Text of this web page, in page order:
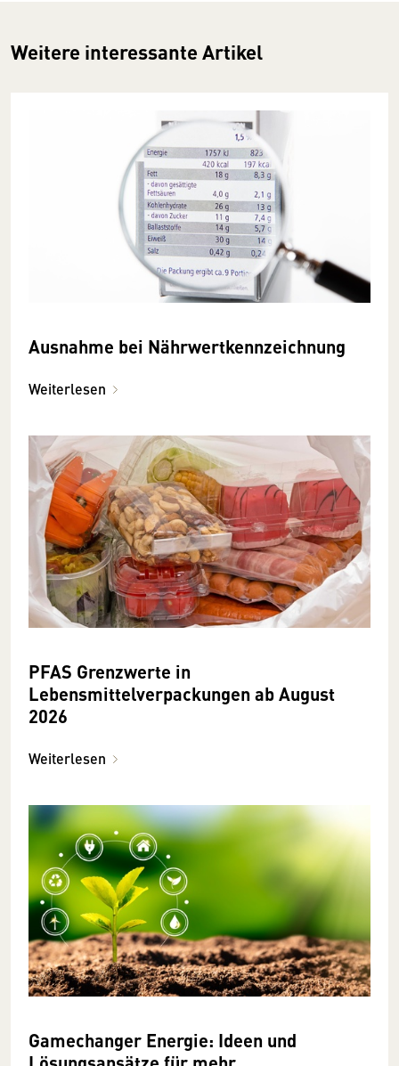
Weitere interessante Artikel
Ausnahme bei Nährwertkennzeichnung
Weiterlesen
PFAS Grenzwerte in
Lebensmittelverpackungen ab August
2026
Weiterlesen
Gamechanger Energie: Ideen und